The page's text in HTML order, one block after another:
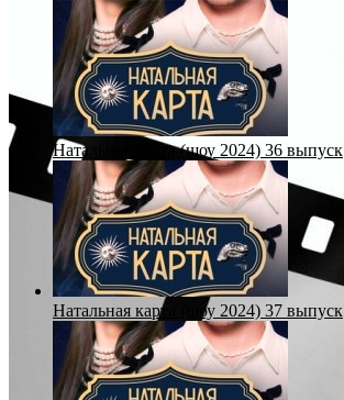
Натальная карта (шоу 2024) 36 выпуск
Натальная карта (шоу 2024) 37 выпуск